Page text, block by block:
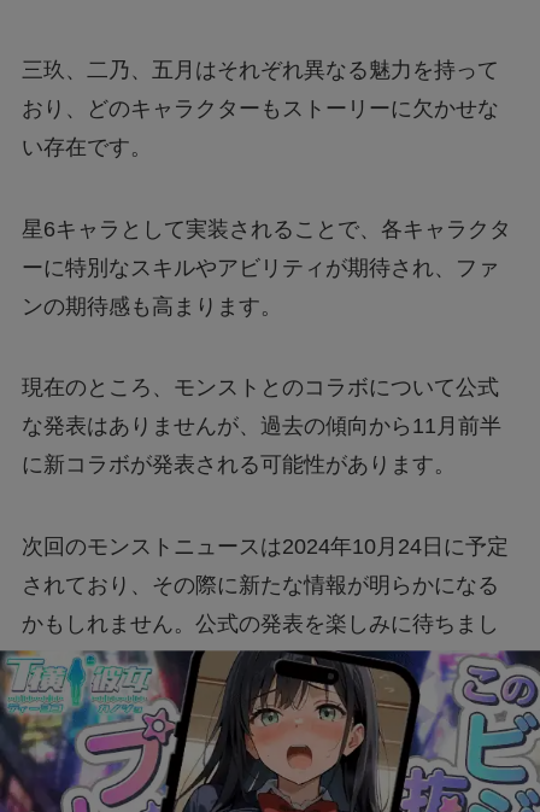
三玖、二乃、五月はそれぞれ異なる魅力を持って
おり、どのキャラクターもストーリーに欠かせな
い存在です。
星6キャラとして実装されることで、各キャラクタ
ーに特別なスキルやアビリティが期待され、ファ
ンの期待感も高まります。
現在のところ、モンストとのコラボについて公式
な発表はありませんが、過去の傾向から11月前半
に新コラボが発表される可能性があります。
次回のモンストニュースは2024年10月24日に予定
されており、その際に新たな情報が明らかになる
かもしれません。公式の発表を楽しみに待ちまし
ょう。